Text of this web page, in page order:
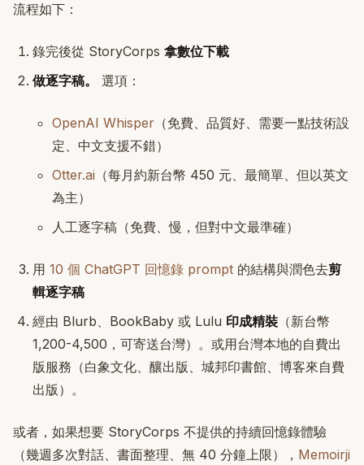
流程如下：
錄完後從 StoryCorps 拿數位下載
做逐字稿。
選項：
OpenAI Whisper （免費、品質好、需要一點技術設
定、中文支援不錯）
Otter.ai （每月約新台幣 450 元、最簡單、但以英文
為主）
人工逐字稿（免費、慢，但對中文最準確）
用 10 個 ChatGPT 回憶錄 prompt 的結構與潤色去剪
輯逐字稿
經由 Blurb、BookBaby 或 Lulu 印成精裝 （新台幣
1,200-4,500，可寄送台灣）。或用台灣本地的自費出
版服務（白象文化、釀出版、城邦印書館、博客來自費
出版）。
或者，如果想要 StoryCorps 不提供的持續回憶錄體驗
（幾週多次對話、書面整理、無 40 分鐘上限）， Memoirji